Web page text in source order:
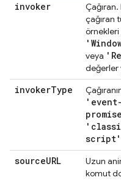
invoker
Çağıran.
çağıran
örnekleri
veya
değerler
invokerType
script'
sourceURL
Uzun
komut